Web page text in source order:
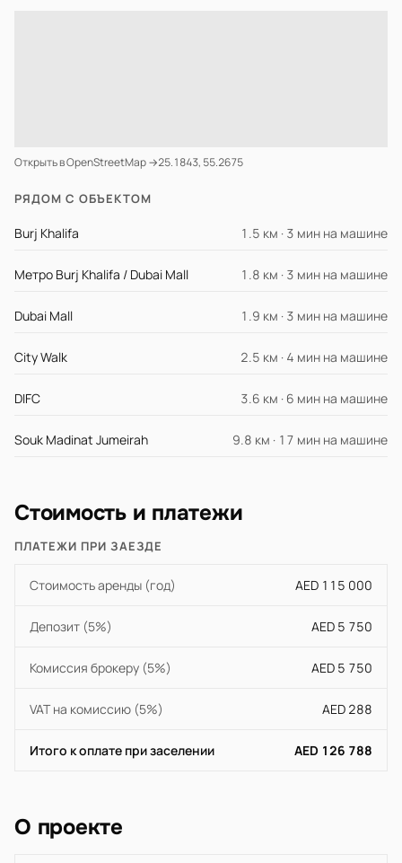
Открыть в OpenStreetMap →25.1843, 55.2675
РЯДОМ С ОБЪЕКТОМ
Burj Khalifa 1.5 км · 3 мин на машине
Метро Burj Khalifa / Dubai Mall 1.8 км · 3 мин на машине
Dubai Mall 1.9 км · 3 мин на машине
City Walk 2.5 км · 4 мин на машине
DIFC 3.6 км · 6 мин на машине
Souk Madinat Jumeirah 9.8 км · 17 мин на машине
Стоимость и платежи
ПЛАТЕЖИ ПРИ ЗАЕЗДЕ
Стоимость аренды (год) AED 115 000
Депозит (5%) AED 5 750
Комиссия брокеру (5%) AED 5 750
VAT на комиссию (5%) AED 288
Итого к оплате при заселении AED 126 788
О проекте